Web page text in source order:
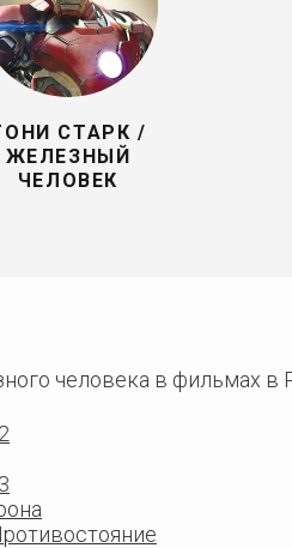
СТАРК /
ЖЕЛЕЗНЫЙ
ЧЕЛОВЕК
человека в фильмах в